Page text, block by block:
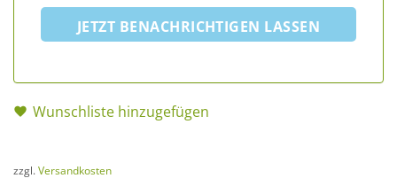
JETZT BENACHRICHTIGEN LASSEN
Wunschliste hinzugefügen
zzgl. Versandkosten